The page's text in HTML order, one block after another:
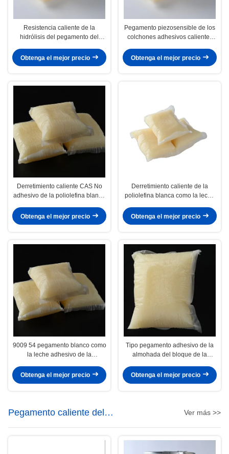
Resistencia caliente de la
hidrólisis del pegamento del
gran viscosidad después del
compuesto
Obtenga el mejor precio
Pegamento piezosensible de los
colchones adhesivos calientes
de la fuerza inicial
Obtenga el mejor precio
Derretimiento caliente CAS No
adhesivo de la poliolefina blanca
de la almohada del bloque
Obtenga el mejor precio
Derretimiento caliente de la
poliolefina blanca como la leche
el sofá de los colchones
Obtenga el mejor precio
9009 54 pegamento blanco como
la leche adhesivo de la
caliente de 5 poliolefinas
Obtenga el mejor precio
Tipo pegamento adhesivo de la
almohada del bloque de la
derretimiento caliente de la
Obtenga el mejor precio
Pegamento caliente del
derretimiento de la carpintería
Ver más >>